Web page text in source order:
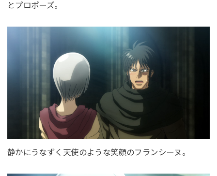
とプロポーズ。
静かにうなずく天使のような笑顔のフランシーヌ。